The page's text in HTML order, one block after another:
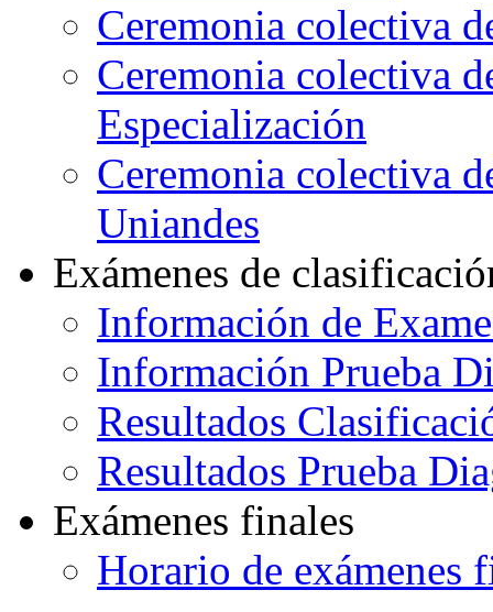
Ceremonia colectiva
Ceremonia colectiva
Especialización
Ceremonia colectiva
Uniandes
Exámenes de
Información de
Información Prueba
Resultados
Resultados Prueba
Exámenes finales
Horario de exámenes